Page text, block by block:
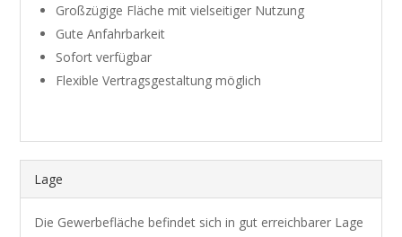
Großzügige Fläche mit vielseitiger Nutzung
Gute Anfahrbarkeit
Sofort verfügbar
Flexible Vertragsgestaltung möglich
Lage
Die Gewerbefläche befindet sich in gut erreichbarer Lage